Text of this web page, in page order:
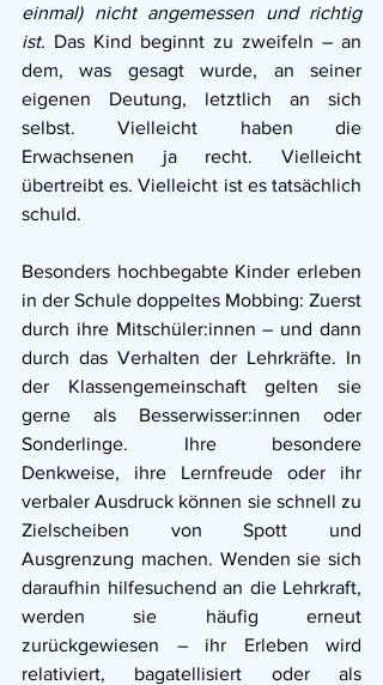
einmal) nicht angemessen und richtig
ist. Das Kind beginnt zu zweifeln – an
dem, was gesagt wurde, an seiner
eigenen Deutung, letztlich an sich
selbst. Vielleicht haben die
Erwachsenen ja recht. Vielleicht
übertreibt es. Vielleicht ist es tatsächlich
schuld.
Besonders hochbegabte Kinder erleben
in der Schule doppeltes Mobbing: Zuerst
durch ihre Mitschüler:innen – und dann
durch das Verhalten der Lehrkräfte. In
der Klassengemeinschaft gelten sie
gerne als Besserwisser:innen oder
Sonderlinge. Ihre besondere
Denkweise, ihre Lernfreude oder ihr
verbaler Ausdruck können sie schnell zu
Zielscheiben von Spott und
Ausgrenzung machen. Wenden sie sich
daraufhin hilfesuchend an die Lehrkraft,
werden sie häufig erneut
zurückgewiesen – ihr Erleben wird
relativiert, bagatellisiert oder als